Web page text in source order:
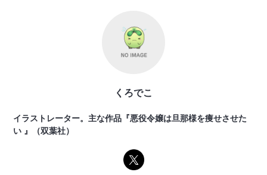
くろでこ
イラストレーター。主な作品『悪役令嬢は旦那様を痩せさせた
い 』（双葉社）